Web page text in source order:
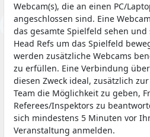
Webcam(s), die an einen PC/
angeschlossen sind. Eine
das gesamte Spielfeld sehen
Head Refs um das Spielfeld
werden zusätzliche Webcams
zu erfüllen. Eine Verbindung
diesen Zweck ideal, zusätzlich
Team die Möglichkeit zu geben,
Referees/Inspektors zu
sich mindestens 5 Minuten vor
Veranstaltung anmelden.